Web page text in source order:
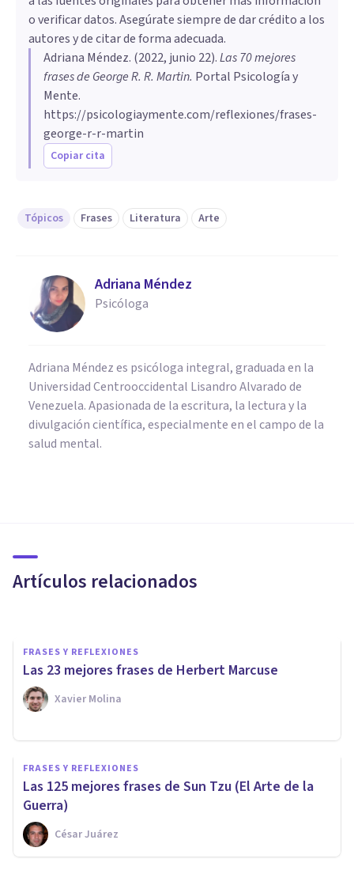
o verificar datos. Asegúrate siempre de dar crédito a los
autores y de citar de forma adecuada.
Adriana Méndez. (2022, junio 22).Las 70 mejores
frases de George R. R. Martin. Portal Psicología y
Mente.
https://psicologiaymente.com/reflexiones/frases-
george-r-r-martin
Copiar cita
Tópicos Frases Literatura Arte
Adriana Méndez
Psicóloga
Adriana Méndez es psicóloga integral, graduada en la
Universidad Centrooccidental Lisandro Alvarado de
Venezuela. Apasionada de la escritura, la lectura y la
divulgación científica, especialmente en el campo de la
salud mental.
Artículos relacionados
de Gilles Deleuze
FRASES Y REFLEXIONES
Las 23 mejores frases de Herbert Marcuse
Xavier Molina
FRASES Y REFLEXIONES
Las 125 mejores frases de Sun Tzu (El Arte de la
Guerra)
César Juárez
Las 60 mejores frases de
Fernando Pessoa, el poeta
portugués
Xavier Molina